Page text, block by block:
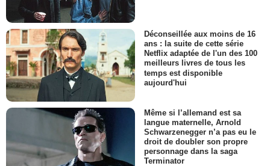
Déconseillée aux moins de 16
ans : la suite de cette série
Netflix adaptée de l'un des 100
meilleurs livres de tous les
temps est disponible
aujourd'hui
Même si l’allemand est sa
langue maternelle, Arnold
Schwarzenegger n’a pas eu le
droit de doubler son propre
personnage dans la saga
Terminator